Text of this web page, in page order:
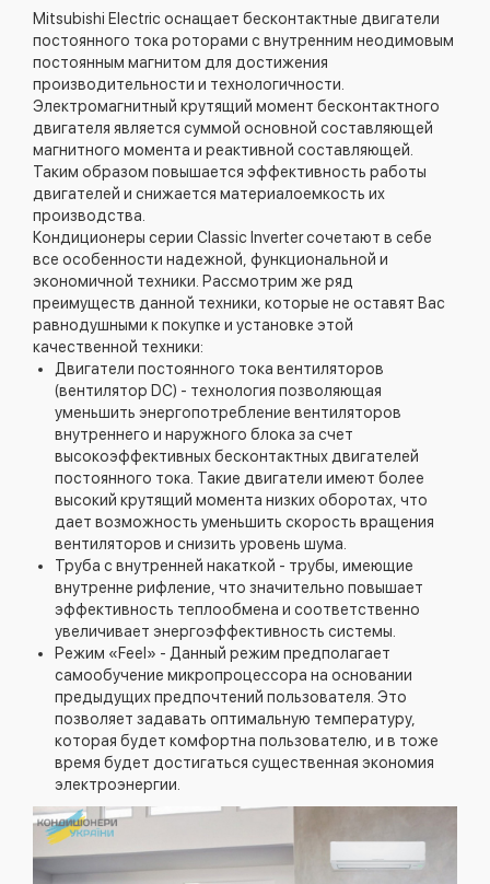
Mitsubishi Electric оснащает бесконтактные двигатели
постоянного тока роторами с внутренним неодимовым
постоянным магнитом для достижения
производительности и технологичности.
Электромагнитный крутящий момент бесконтактного
двигателя является суммой основной составляющей
магнитного момента и реактивной составляющей.
Таким образом повышается эффективность работы
двигателей и снижается материалоемкость их
производства.
Кондиционеры серии Classic Inverter сочетают в себе
все особенности надежной, функциональной и
экономичной техники. Рассмотрим же ряд
преимуществ данной техники, которые не оставят Вас
равнодушными к покупке и установке этой
качественной техники:
Двигатели постоянного тока вентиляторов
(вентилятор DC) - технология позволяющая
уменьшить энергопотребление вентиляторов
внутреннего и наружного блока за счет
высокоэффективных бесконтактных двигателей
постоянного тока. Такие двигатели имеют более
высокий крутящий момента низких оборотах, что
дает возможность уменьшить скорость вращения
вентиляторов и снизить уровень шума.
Труба с внутренней накаткой - трубы, имеющие
внутренне рифление, что значительно повышает
эффективность теплообмена и соответственно
увеличивает энергоэффективность системы.
Режим «Feel» - Данный режим предполагает
самообучение микропроцессора на основании
предыдущих предпочтений пользователя. Это
позволяет задавать оптимальную температуру,
которая будет комфортна пользователю, и в тоже
время будет достигаться существенная экономия
электроэнергии.